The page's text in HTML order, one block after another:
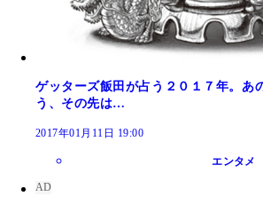
ゲッターズ飯田が占う２０１７年。あ
う、その先は…
2017年01月11日 19:00
エンタメ